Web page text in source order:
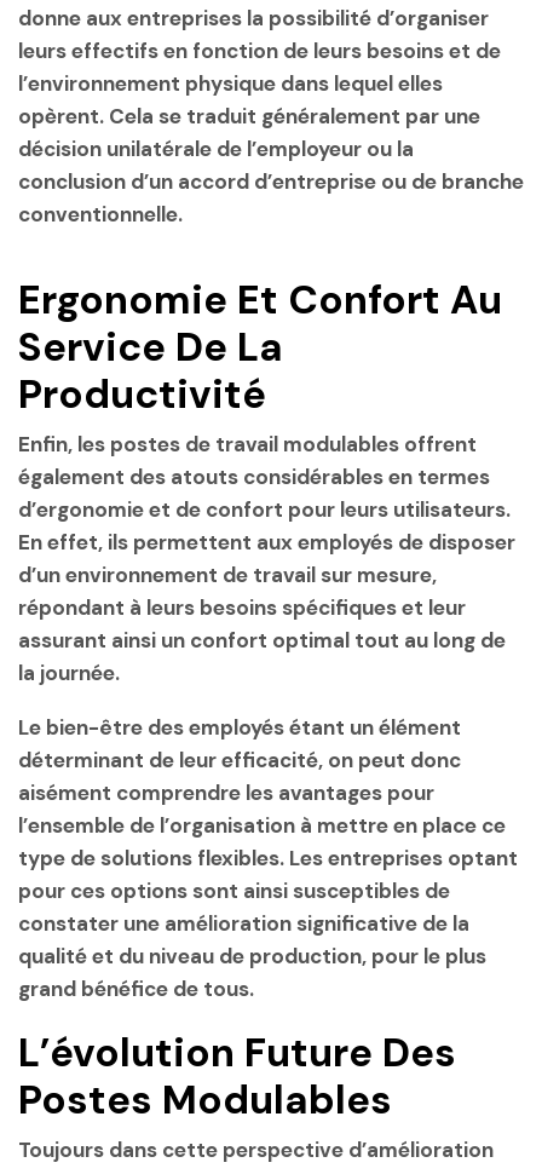
donne aux entreprises la possibilité d’organiser
leurs effectifs en fonction de leurs besoins et de
l’environnement physique dans lequel elles
opèrent. Cela se traduit généralement par une
décision unilatérale de l’employeur ou la
conclusion d’un accord d’entreprise ou de branche
conventionnelle.
Ergonomie Et Confort Au
Service De La
Productivité
Enfin, les postes de travail modulables offrent
également des atouts considérables en termes
d’ergonomie et de confort pour leurs utilisateurs.
En effet, ils permettent aux employés de disposer
d’un environnement de travail sur mesure,
répondant à leurs besoins spécifiques et leur
assurant ainsi un confort optimal tout au long de
la journée.
Le bien-être des employés étant un élément
déterminant de leur efficacité, on peut donc
aisément comprendre les avantages pour
l’ensemble de l’organisation à mettre en place ce
type de solutions flexibles. Les entreprises optant
pour ces options sont ainsi susceptibles de
constater une amélioration significative de la
qualité et du niveau de production, pour le plus
grand bénéfice de tous.
L’évolution Future Des
Postes Modulables
Toujours dans cette perspective d’amélioration